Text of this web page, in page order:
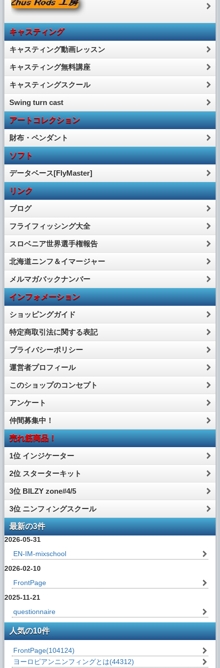
キャスティング
キャスティング動画レッスン
キャスティング無料講座
キャスティングスクール
Swing turn cast
アートコレクション
財布・ペンダント
ソフト
データベース[FlyMaster]
リンク
ブログ
フライフィッシング大全
スロベニア世界選手権報告
北海道ニンフ＆イマージャー
メルマガバックナンバー
インフォメーション
ショッピングガイド
特定商取引法に関する表記
プライバシーポリシー
運営者プロフィール
このショップのコンセプト
アンケート
仲間募集中！
売れ筋商品！
1位 インジケーター
2位 スターターキット
3位 BILZY zone#4/5
3位 ニンフィングスクール
最新の3件
2026-05-31
EN-IM-mixschool
2026-02-10
FrontPage
2025-11-21
questionnaire
人気の10件
FrontPage(104124)
ヨーロピアンニンフィングとは(44312)